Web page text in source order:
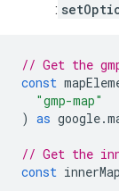
:
// Get the
const
"gmp-map"
) as google.
// Get the
const innerMap